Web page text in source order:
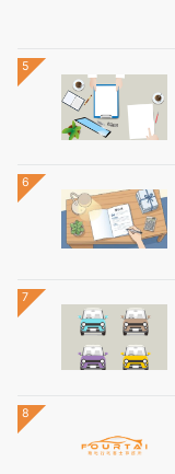
5
6
7
8